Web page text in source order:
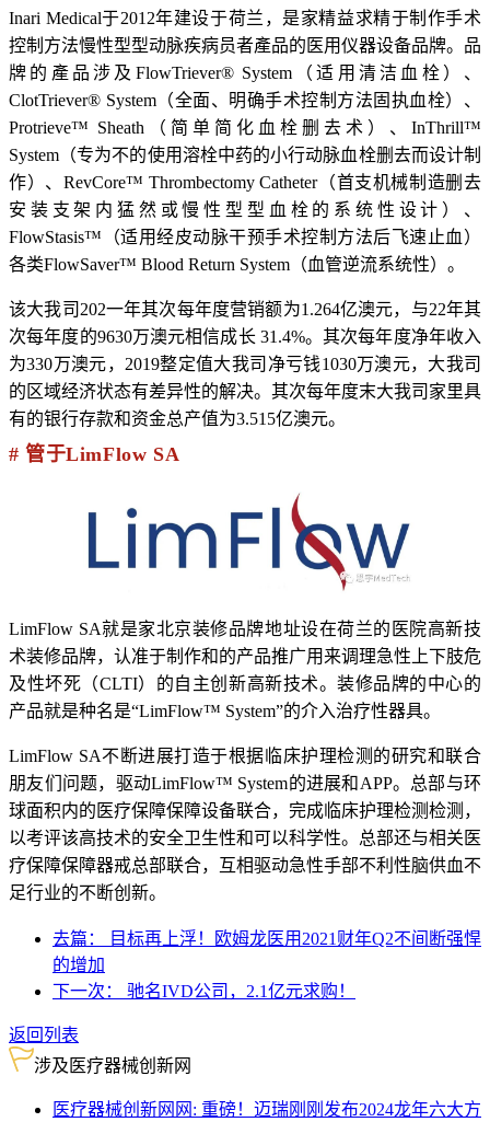
Inari Medical于2012年建设于荷兰，是家精益求精于制作手术
控制方法慢性型型动脉疾病员者產品的医用仪器设备品牌。品
牌的產品涉及FlowTriever® System（适用清洁血栓）、
ClotTriever® System（全面、明确手术控制方法固执血栓）、
Protrieve™ Sheath（简单简化血栓删去术）、InThrill™
System（专为不的使用溶栓中药的小行动脉血栓删去而设计制
作）、RevCore™ Thrombectomy Catheter（首支机械制造删去
安装支架内猛然或慢性型型血栓的系统性设计）、
FlowStasis™（适用经皮动脉干预手术控制方法后飞速止血）
各类FlowSaver™ Blood Return System（血管逆流系统性）。
该大我司202一年其次每年度营销额为1.264亿澳元，与22年其
次每年度的9630万澳元相信成长 31.4%。其次每年度净年收入
为330万澳元，2019整定值大我司净亏钱1030万澳元，大我司
的区域经济状态有差异性的解决。其次每年度末大我司家里具
有的银行存款和资金总产值为3.515亿澳元。
# 管于LimFlow SA
LimFlow SA就是家北京装修品牌地址设在荷兰的医院高新技
术装修品牌，认准于制作和的产品推广用来调理急性上下肢危
及性坏死（CLTI）的自主创新高新技术。装修品牌的中心的
产品就是种名是“LimFlow™ System”的介入治疗性器具。
LimFlow SA不断进展打造于根据临床护理检测的研究和联合
朋友们问题，驱动LimFlow™ System的进展和APP。总部与环
球面积内的医疗保障保障设备联合，完成临床护理检测检测，
以考评该高技术的安全卫生性和可以科学性。总部还与相关医
疗保障保障器戒总部联合，互相驱动急性手部不利性脑供血不
足行业的不断创新。
去篇： 目标再上浮！欧姆龙医用2021财年Q2不间断强悍
的增加
下一次： 驰名IVD公司，2.1亿元求购！
返回列表
涉及医疗器械创新网
医疗器械创新网网: 重磅！迈瑞刚刚发布2024龙年六大方